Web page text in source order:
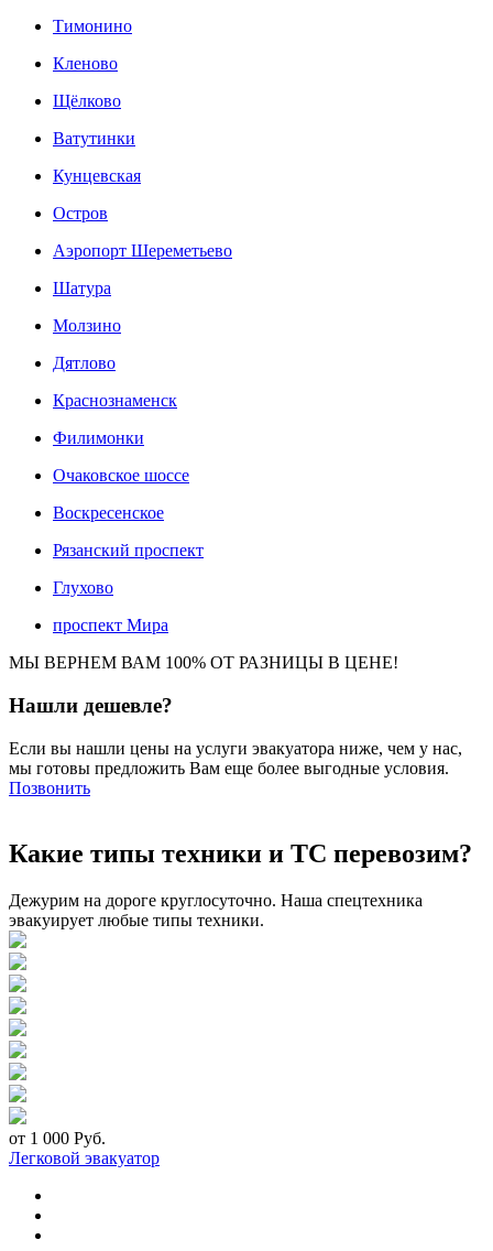
Тимонино
Кленово
Щёлково
Ватутинки
Кунцевская
Остров
Аэропорт Шереметьево
Шатура
Молзино
Дятлово
Краснознаменск
Филимонки
Очаковское шоссе
Воскресенское
Рязанский проспект
Глухово
проспект Мира
МЫ ВЕРНЕМ ВАМ 100% ОТ РАЗНИЦЫ В ЦЕНЕ!
Нашли дешевле?
Если вы нашли цены на услуги эвакуатора ниже, чем у нас,
мы готовы предложить Вам еще более выгодные условия.
Позвонить
Какие типы техники и ТС перевозим?
Дежурим на дороге круглосуточно. Наша спецтехника
эвакуирует любые типы техники.
от 1 000 Руб.
Легковой эвакуатор